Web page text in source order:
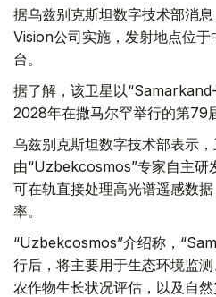
据乌兹别克斯坦数字技术部消
Vision公司实施，发射地点位
台。
据了解，该卫星以
2028年在撒马尔罕举行的第79
乌兹别克斯坦数字技术部表示
由“Uzbekcosmos”专家自主研
可在轨直接处理高光谱遥感数
率。
“Uzbekcosmos”介绍称，
行后，将主要用于生态环境监测
农作物生长状况评估，以及自